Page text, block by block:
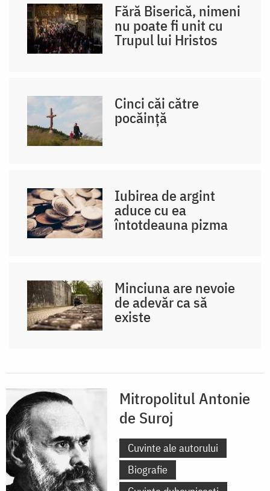
Fără Biserică, nimeni
nu poate fi unit cu
Trupul lui Hristos
Cinci căi către
pocăință
Iubirea de argint
aduce cu ea
întotdeauna pizma
Minciuna are nevoie
de adevăr ca să
existe
Mitropolitul Antonie
de Suroj
Cuvinte ale autorului
Biografie